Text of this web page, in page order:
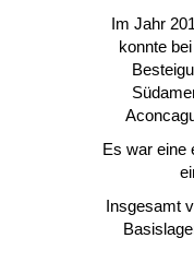
Im Jahr
konnte
Es war eine
Insgesamt